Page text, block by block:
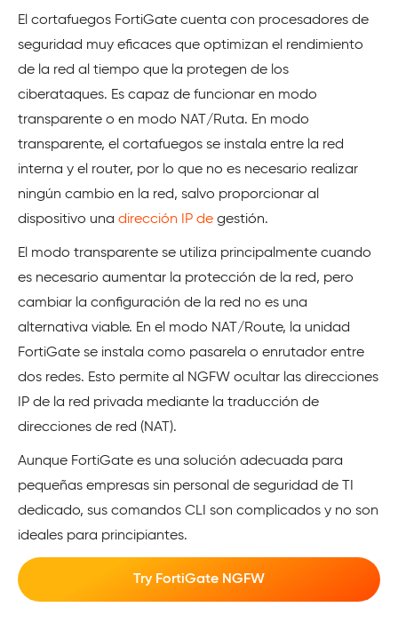
El cortafuegos FortiGate cuenta con procesadores de
seguridad muy eficaces que optimizan el rendimiento
de la red al tiempo que la protegen de los
ciberataques. Es capaz de funcionar en modo
transparente o en modo NAT/Ruta. En modo
transparente, el cortafuegos se instala entre la red
interna y el router, por lo que no es necesario realizar
ningún cambio en la red, salvo proporcionar al
dispositivo una dirección IP de gestión.
El modo transparente se utiliza principalmente cuando
es necesario aumentar la protección de la red, pero
cambiar la configuración de la red no es una
alternativa viable. En el modo NAT/Route, la unidad
FortiGate se instala como pasarela o enrutador entre
dos redes. Esto permite al NGFW ocultar las direcciones
IP de la red privada mediante la traducción de
direcciones de red (NAT).
Aunque FortiGate es una solución adecuada para
pequeñas empresas sin personal de seguridad de TI
dedicado, sus comandos CLI son complicados y no son
ideales para principiantes.
Try FortiGate NGFW